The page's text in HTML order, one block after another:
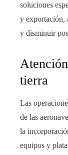
soluciones
y exportación,
y disminuir
tierra
Las
de las
la
equipos y